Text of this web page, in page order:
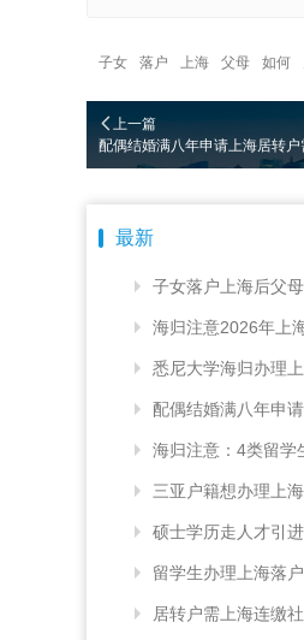
子女 落户 上海 父母 如何
上一篇
配偶结婚满八年申请上海居转
最新
子女落户上海后父
海归注意2026年上
悉尼大学海归办理
配偶结婚满八年申
海归注意：4类留学
三亚户籍想办理上
硕士学历走人才引
留学生办理上海落
居转户需上海连缴